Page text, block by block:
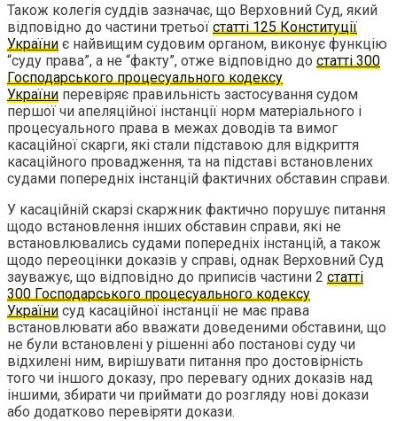
Також колегія суддів зазначає, що Верховний Суд, який
відповідно до частини третьої статті 125 Конституції
України є найвищим судовим органом, виконує функцію
“суду права”, а не “факту”, отже відповідно до статті 300
Господарського процесуального кодексу
України перевіряє правильність застосування судом
першої чи апеляційної інстанції норм матеріального і
процесуального права в межах доводів та вимог
касаційної скарги, які стали підставою для відкриття
касаційного провадження, та на підставі встановлених
судами попередніх інстанцій фактичних обставин справи.
У касаційній скарзі скаржник фактично порушує питання
щодо встановлення інших обставин справи, які не
встановлювались судами попередніх інстанцій, а також
щодо переоцінки доказів у справі, однак Верховний Суд
зауважує, що відповідно до приписів частини 2 статті
300 Господарського процесуального кодексу
України суд касаційної інстанції не має права
встановлювати або вважати доведеними обставини, що
не були встановлені у рішенні або постанові суду чи
відхилені ним, вирішувати питання про достовірність
того чи іншого доказу, про перевагу одних доказів над
іншими, збирати чи приймати до розгляду нові докази
або додатково перевіряти докази.